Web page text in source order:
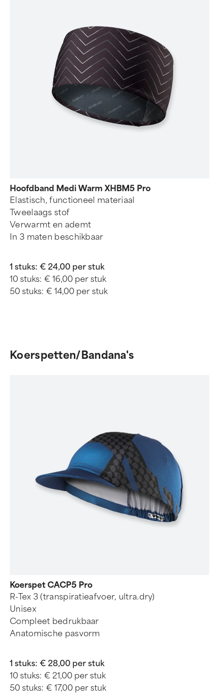
Hoofdband Medi Warm XHBM5 Pro
Elastisch, functioneel materiaal
Tweelaags stof
Verwarmt en ademt
In 3 maten beschikbaar
1 stuks: € 24,00 per stuk
10 stuks: € 16,00 per stuk
50 stuks: € 14,00 per stuk
Koerspetten/Bandana's
Koerspet CACP5 Pro
R-Tex 3 (transpiratieafvoer, ultra.dry)
Unisex
Compleet bedrukbaar
Anatomische pasvorm
1 stuks: € 28,00 per stuk
10 stuks: € 21,00 per stuk
50 stuks: € 17,00 per stuk